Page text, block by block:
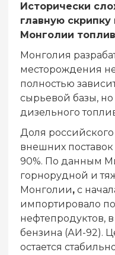
Исторически
главную
Монголии
Монголия
месторождения
полностью
сырьевой базы, но
дизельного
Доля
внешних поставок
90%. По данным
горнорудной и
Монголии, с
импортировало
нефтепродуктов,
бензина (АИ-92).
остается